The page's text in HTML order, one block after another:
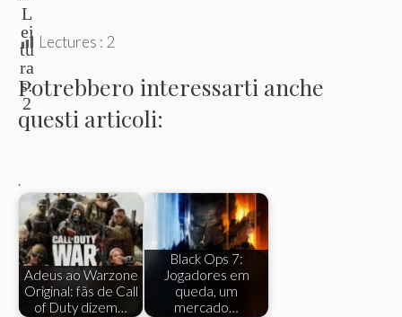
L
ei
tu
ra
s:
2
Lectures : 2
Potrebbero interessarti anche
questi articoli:
.
Adeus ao Warzone
Original: fãs de Call
of Duty dizem…
Black Ops 7:
Jogadores em
queda, um
mercado…